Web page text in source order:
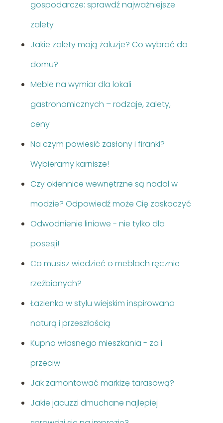
gospodarcze: sprawdź najważniejsze
zalety
Jakie zalety mają żaluzje? Co wybrać do
domu?
Meble na wymiar dla lokali
gastronomicznych – rodzaje, zalety,
ceny
Na czym powiesić zasłony i firanki?
Wybieramy karnisze!
Czy okiennice wewnętrzne są nadal w
modzie? Odpowiedź może Cię zaskoczyć
Odwodnienie liniowe - nie tylko dla
posesji!
Co musisz wiedzieć o meblach ręcznie
rzeźbionych?
Łazienka w stylu wiejskim inspirowana
naturą i przeszłością
Kupno własnego mieszkania - za i
przeciw
Jak zamontować markizę tarasową?
Jakie jacuzzi dmuchane najlepiej